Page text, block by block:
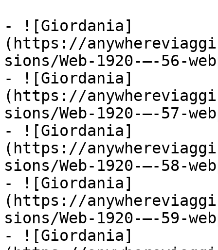
- ![Giordania]
(https://
sions/Web-1920-–-56-
- ![Giordania]
(https://
sions/Web-1920-–-57-
- ![Giordania]
(https://
sions/Web-1920-–-58-
- ![Giordania]
(https://
sions/Web-1920-–-59-
- ![Giordania]